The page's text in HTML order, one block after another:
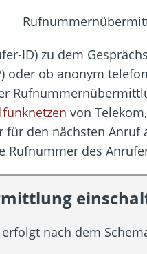
– Warum viele Beschäftigte
die Handynummer unsichtbar –
Urteil – Verbraucherrechte bei
ID) zu dem
oder ob anonym
von
für den nächsten
des
nach dem